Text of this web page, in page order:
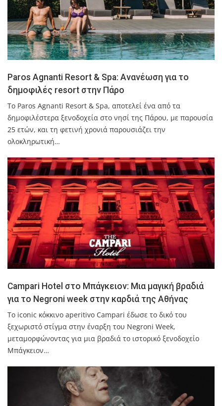
Paros Agnanti Resort & Spa: Ανανέωση για το
δημοφιλές resort στην Πάρο
Το Paros Agnanti Resort & Spa, αποτελεί ένα από τα
δημοφιλέστερα ξενοδοχεία στο νησί της Πάρου, με παρουσία
25 ετών, και τη φετινή χρονιά παρουσιάζει την
ολοκληρωτική…
Campari Hotel στο Μπάγκειον: Μια μαγική βραδιά
για το Negroni week στην καρδιά της Αθήνας
Το iconic κόκκινο aperitivo Campari έδωσε το δικό του
ξεχωριστό στίγμα στην έναρξη του Negroni Week,
μεταμορφώνοντας για μια βραδιά το ιστορικό ξενοδοχείο
Μπάγκειον…